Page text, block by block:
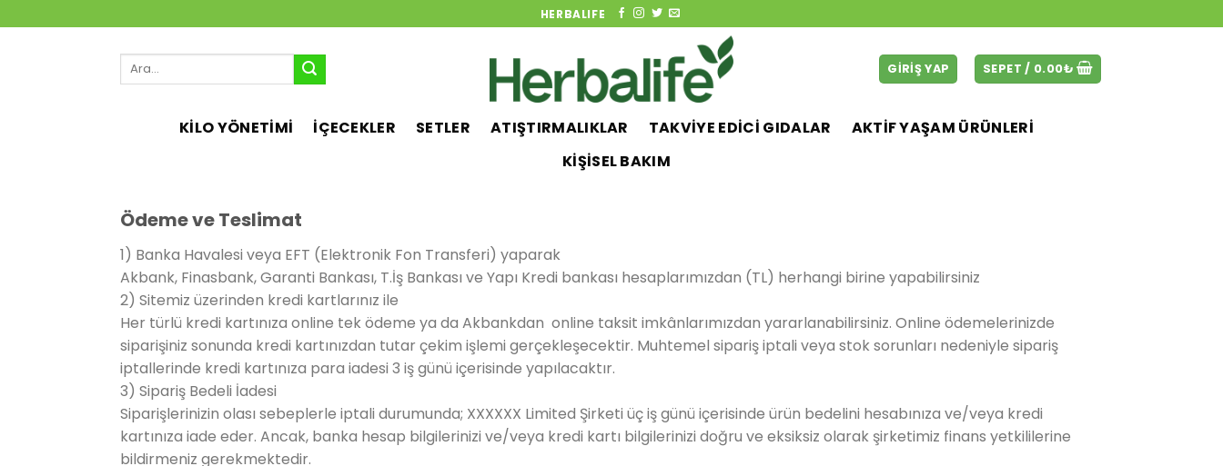
atla
HERBALIFE
Ara: GIRIŞ YAP SEPET / 0.00₺
KİLO YÖNETİMİ İÇECEKLER SETLER ATIŞTIRMALIKLAR TAKVİYE EDİCİ GIDALAR
AKTİF YAŞAM ÜRÜNLERİ
KİŞİSEL BAKIM
Ödeme ve Teslimat
1) Banka Havalesi veya EFT (Elektronik Fon Transferi) yaparak
Akbank, Finasbank, Garanti Bankası, T.İş Bankası ve Yapı Kredi bankası hesaplarımızdan (TL) herhangi birine yapabilirsiniz
2) Sitemiz üzerinden kredi kartlarınız ile
Her türlü kredi kartınıza online tek ödeme ya da Akbankdan online taksit imkânlarımızdan yararlanabilirsiniz. Online ödemelerinizde
siparişiniz sonunda kredi kartınızdan tutar çekim işlemi gerçekleşecektir. Muhtemel sipariş iptali veya stok sorunları nedeniyle sipariş
iptallerinde kredi kartınıza para iadesi 3 iş günü içerisinde yapılacaktır.
3) Sipariş Bedeli İadesi
Siparişlerinizin olası sebeplerle iptali durumunda; XXXXXX Limited Şirketi üç iş günü içerisinde ürün bedelini hesabınıza ve/veya kredi
kartınıza iade eder. Ancak, banka hesap bilgilerinizi ve/veya kredi kartı bilgilerinizi doğru ve eksiksiz olarak şirketimiz finans yetkililerine
bildirmeniz gerekmektedir.